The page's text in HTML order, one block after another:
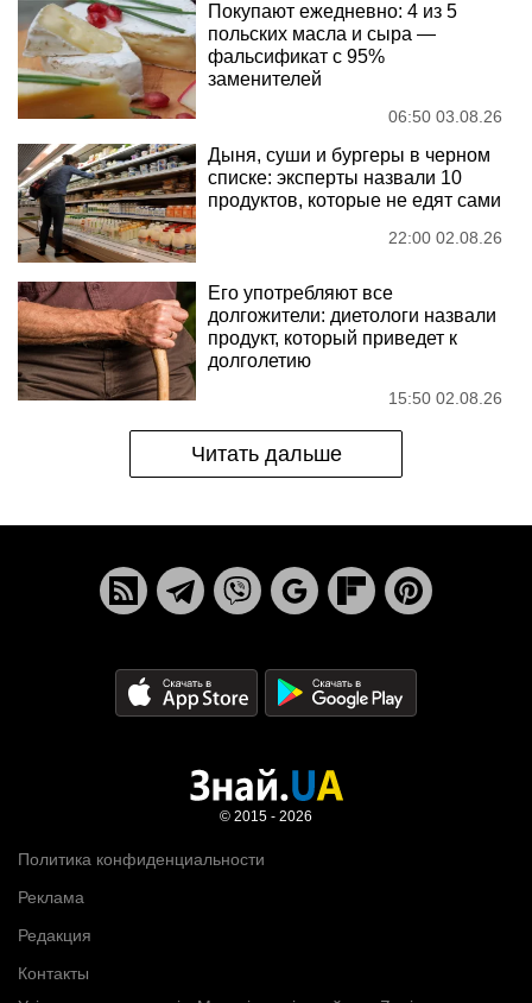
Покупают ежедневно: 4 из 5
польских масла и сыра —
фальсификат с 95%
заменителей
06:50 03.08.26
Дыня, суши и бургеры в черном
списке: эксперты назвали 10
продуктов, которые не едят сами
22:00 02.08.26
Его употребляют все
долгожители: диетологи назвали
продукт, который приведет к
долголетию
15:50 02.08.26
Читать дальше
Политика конфиденциальности
Реклама
Редакция
Контакты
© 2015 - 2026